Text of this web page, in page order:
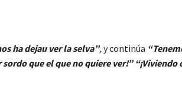
ha dejau ver la selva”,y continúa
que el que no quiere ver!”